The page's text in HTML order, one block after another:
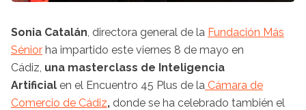
Sonia Catalán, directora general de la Fundación Más
Sénior ha impartido este viernes 8 de mayo en
Cádiz, una masterclass de Inteligencia
Artificial en el Encuentro 45 Plus de la Cámara de
Comercio de Cádiz​​​​​​​, donde se ha celebrado también el